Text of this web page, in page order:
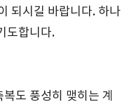
되시길 바랍니다. 하나
도합니다.
도 풍성히 맺히는 계